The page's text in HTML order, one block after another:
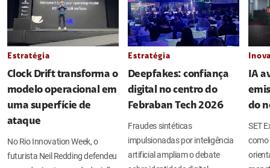
Estratégia
Clock Drift transforma o
modelo operacional em
uma superfície de
ataque
No Rio Innovation Week, o
futurista Neil Redding defendeu
Estratégia
Deepfakes: confiança
digital no centro do
Febraban Tech 2026
Fraudes sintéticas
impulsionadas por inteligência
artificial ampliam o debate
IA
do
SET
como